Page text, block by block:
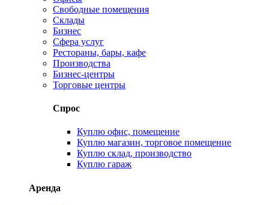
Свободные помещения
Склады
Бизнес
Сфера услуг
Рестораны, бары, кафе
Производства
Бизнес-центры
Торговые центры
Спрос
Куплю офис, помещение
Куплю магазин, торговое помещение
Куплю склад, производство
Куплю гараж
Аренда